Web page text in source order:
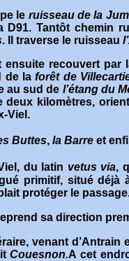
le ruisseau de la
D91. Tantôt chemin
. Il traverse le ruisseau
ensuite recouvert par
de laforêt de
au sud de l’étang du
deux kilomètres,
Viel.
Buttes, la Barre et
du latin vetus via,
primitif, situé déjà
protéger le passage
sa direction
venant d’Antrain
Couesnon.A cet